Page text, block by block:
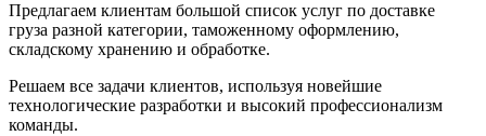
Предлагаем клиентам большой список услуг по доставке
груза разной категории, таможенному оформлению,
складскому хранению и обработке.
Решаем все задачи клиентов, используя новейшие
технологические разработки и высокий профессионализм
команды.